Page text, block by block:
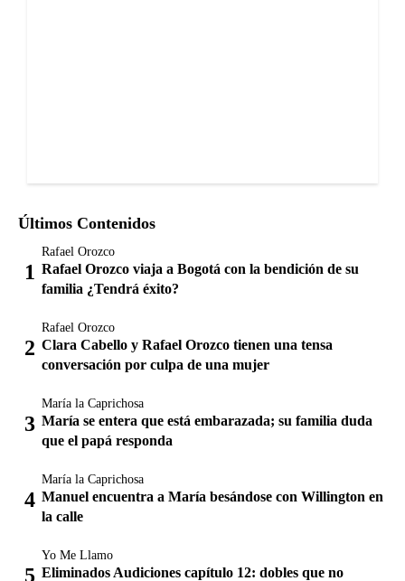
Últimos Contenidos
Rafael Orozco
Rafael Orozco viaja a Bogotá con la bendición de su
familia ¿Tendrá éxito?
Rafael Orozco
Clara Cabello y Rafael Orozco tienen una tensa
conversación por culpa de una mujer
María la Caprichosa
María se entera que está embarazada; su familia duda
que el papá responda
María la Caprichosa
Manuel encuentra a María besándose con Willington en
la calle
Yo Me Llamo
Eliminados Audiciones capítulo 12: dobles que no